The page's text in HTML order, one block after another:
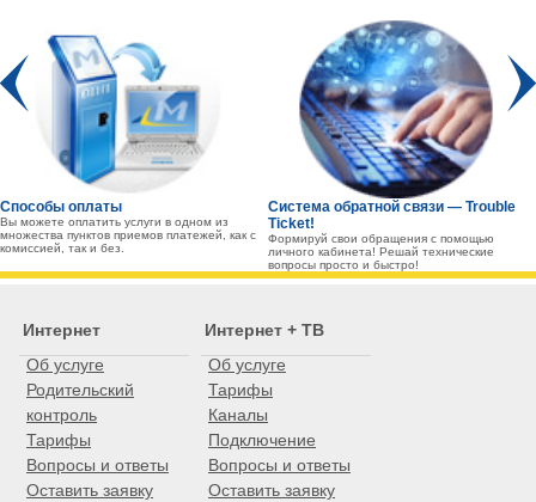
Способы оплаты
Вы можете оплатить услуги в одном из
множества пунктов приемов платежей, как с
комиссией, так и без.
Система обратной связи — Trouble
Ticket!
Формируй свои обращения с помощью
личного кабинета! Решай технические
вопросы просто и быстро!
Интернет
Об услуге
Родительский
контроль
Тарифы
Вопросы и ответы
Оставить заявку
Интернет + ТВ
Об услуге
Тарифы
Каналы
Подключение
Вопросы и ответы
Оставить заявку